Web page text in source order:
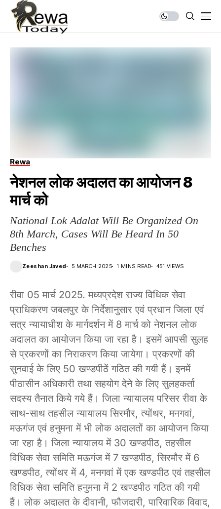
Rewa
नेशनल लोक अदालत का आयोजन 8
मार्च को
National Lok Adalat Will Be Organized On
8th March, Cases Will Be Heard In 50
Benches
Zeeshan Javed 5 MARCH 2025 1 MINS READ 451 VIEWS
रीवा 05 मार्च 2025. मध्यप्रदेश राज्य विधिक सेवा
प्राधिकरण जबलपुर के निर्देशानुसार एवं प्रधान जिला एवं
सत्र न्यायाधीश के मार्गदर्शन में 8 मार्च को नेशनल लोक
अदालत का आयोजन किया जा रहा है। इसमें आपसी सुलह
से प्रकरणों का निराकरण किया जायेगा। प्रकरणों की
सुनवाई के लिए 50 खण्डपीठें गठित की गयी हैं। इनमें
पीठासीन अधिकारी तथा सहयोग देने के लिए सुलहकर्ता
सदस्य तैनात किये गये हैं। जिला न्यायालय परिसर रीवा के
साथ-साथ तहसील न्यायालय सिरमौर, त्योंथर, मनगवां,
मऊगंज एवं हनुमना में भी लोक अदालतों का आयोजन किया
जा रहा है। जिला न्यायालय में 30 खण्डपीठ, तहसील
विधिक सेवा समिति मऊगंज में 7 खण्डपीठ, सिरमौर में 6
खण्डपीठ, त्योंथर में 4, मनगवां में एक खण्डपीठ एवं तहसील
विधिक सेवा समिति हनुमना में 2 खण्डपीठ गठित की गयी
हैं। लोक अदालत के दीवानी, फौजदारी, पारिवारिक विवाद,